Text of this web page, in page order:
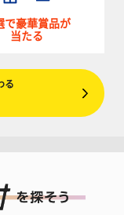
で豪華賞品が
当たる
る